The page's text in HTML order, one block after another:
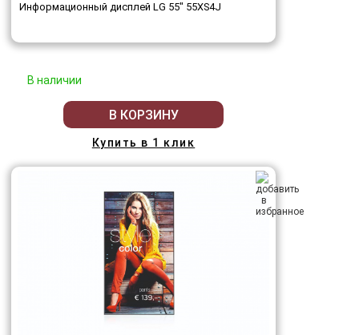
Информационный дисплей LG 55" 55XS4J
В наличии
В КОРЗИНУ
Купить в 1 клик